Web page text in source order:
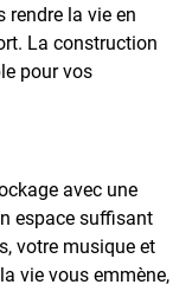
rendre la vie en
La construction
pour vos
avec une
espace suffisant
votre musique et
vie vous emmène,